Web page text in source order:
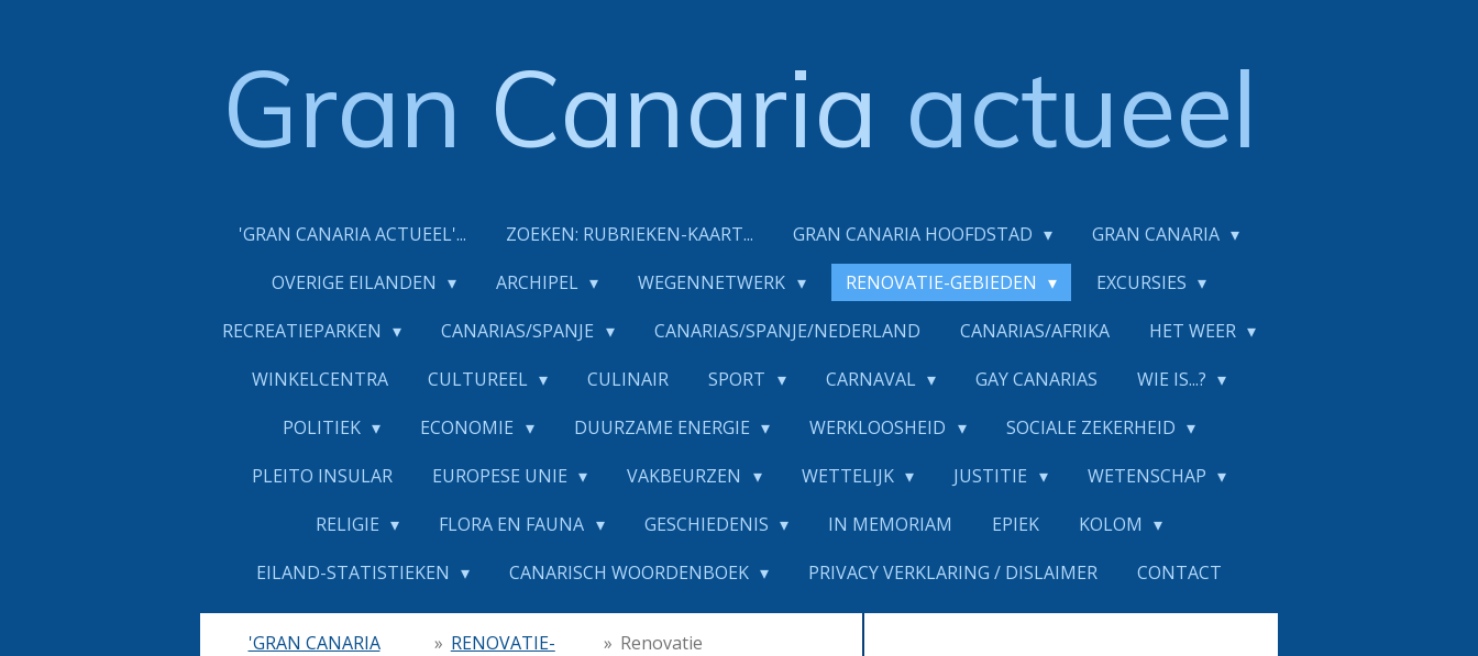
Gran Canaria actueel
'GRAN CANARIA ACTUEEL'... ZOEKEN: RUBRIEKEN-KAART... GRAN CANARIA HOOFDSTAD
GRAN CANARIA
OVERIGE EILANDEN
ARCHIPEL WEGENNETWERK RENOVATIE-GEBIEDEN
EXCURSIES
RECREATIEPARKEN
CANARIAS/SPANJE CANARIAS/SPANJE/NEDERLAND CANARIAS/AFRIKA
HET WEER
WINKELCENTRA
CULTUREEL CULINAIR SPORT CARNAVAL GAY CANARIAS
WIE IS...?
POLITIEK
ECONOMIE DUURZAME ENERGIE WERKLOOSHEID
SOCIALE ZEKERHEID
PLEITO INSULAR
EUROPESE UNIE VAKBEURZEN WETTELIJK JUSTITIE
WETENSCHAP
RELIGIE
FLORA EN FAUNA GESCHIEDENIS IN MEMORIAM EPIEK
KOLOM
EILAND-STATISTIEKEN
CANARISCH WOORDENBOEK PRIVACY VERKLARING / DISLAIMER CONTACT
'GRAN CANARIA
» RENOVATIE-
» Renovatie